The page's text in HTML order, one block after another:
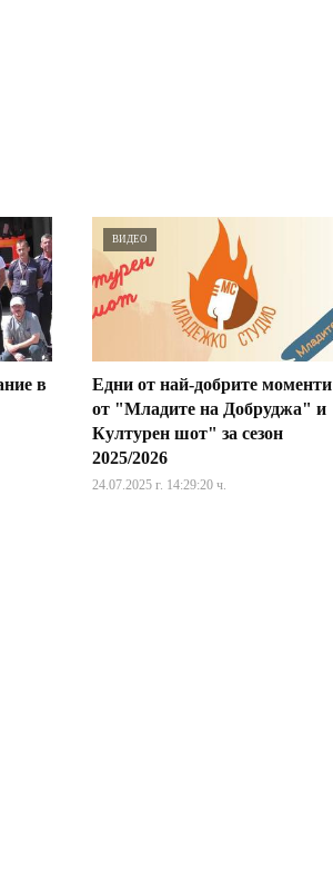
в
ВИДЕО
Едни от най-добрите моменти
от "Младите на Добруджа" и
Културен шот" за сезон
2025/2026
24.07.2025 г. 14:29:20 ч.